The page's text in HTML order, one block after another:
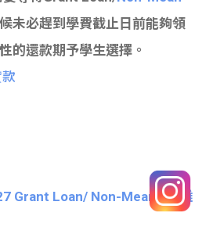
未必趕到學費截止日前能夠領
的還款期予學生選擇。
Grant Loan/ Non-Means 疑難